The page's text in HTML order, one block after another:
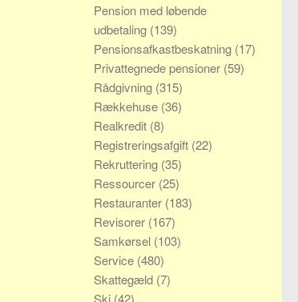
Pension med løbende
udbetaling (139)
Pensionsafkastbeskatning (17)
Privattegnede pensioner (59)
Rådgivning (315)
Rækkehuse (36)
Realkredit (8)
Registreringsafgift (22)
Rekruttering (35)
Ressourcer (25)
Restauranter (183)
Revisorer (167)
Samkørsel (103)
Service (480)
Skattegæld (7)
Ski (42)